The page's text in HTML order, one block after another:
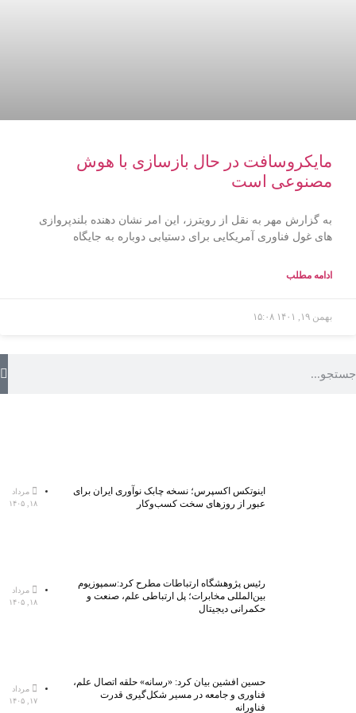
مایکروسافت در حال بازسازی با هوش
مصنوعی است
به گزارش مهر به نقل از رویترز، این امر نشان دهنده بلندپروازی
های غول فناوری آمریکایی برای دستیابی دوباره به جایگاه
ادامه مطلب
بهمن ۱۹, ۱۴۰۱ ۱۵:۰۸
اینوتکس اکسپرس؛ نسخه چابک نوآوری ایران برای
عبور از روزهای سخت کسب‌وکار
مرداد
۱۸, ۱۴۰۵
رئیس پژوهشگاه ارتباطات مطرح کرد:سمپوزیوم
بین‌المللی مخابرات؛ پل ارتباطی علم، صنعت و
حکمرانی دیجیتال
مرداد
۱۸, ۱۴۰۵
حسین افشین بیان کرد: «رسانه» حلقه اتصال علم،
فناوری و جامعه در مسیر شکل‌گیری قدرت
فناورانه
مرداد
۱۷, ۱۴۰۵